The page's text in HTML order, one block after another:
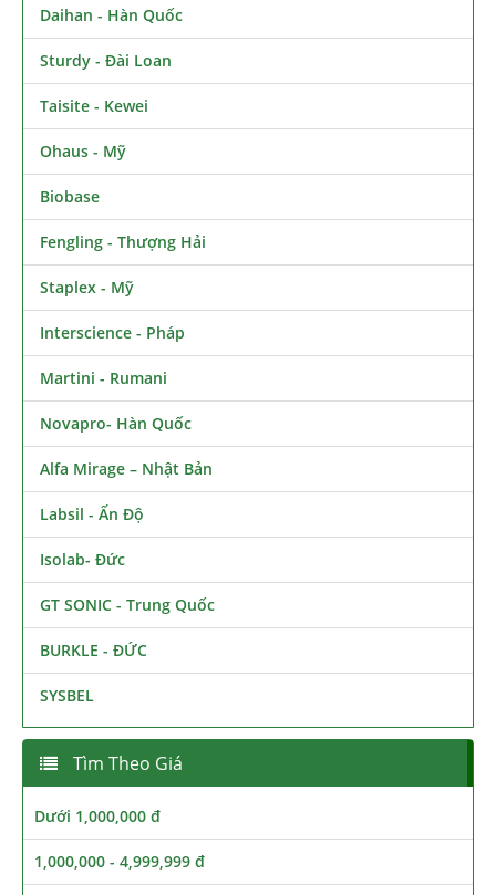
Daihan - Hàn Quốc
Sturdy - Đài Loan
Taisite - Kewei
Ohaus - Mỹ
Biobase
Fengling - Thượng Hải
Staplex - Mỹ
Interscience - Pháp
Martini - Rumani
Novapro- Hàn Quốc
Alfa Mirage – Nhật Bản
Labsil - Ấn Độ
Isolab- Đức
GT SONIC - Trung Quốc
BURKLE - ĐỨC
SYSBEL
Tìm Theo Giá
Dưới 1,000,000 đ
1,000,000 - 4,999,999 đ